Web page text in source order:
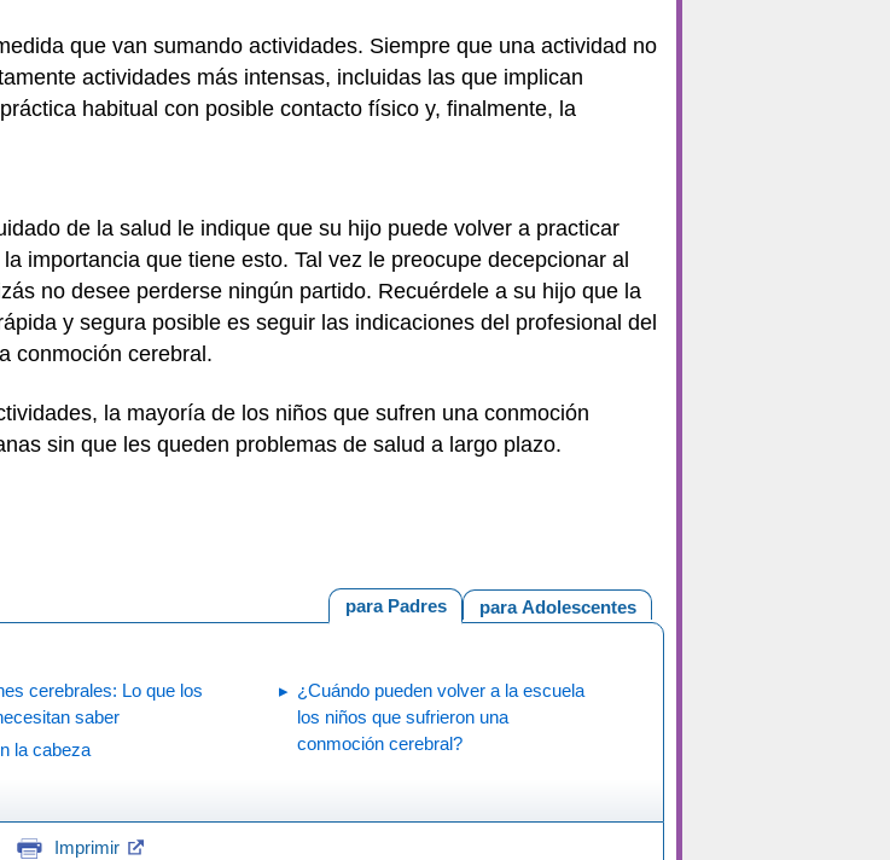
que van sumando actividades. Siempre que una actividad no
actividades más intensas, incluidas las que implican
habitual con posible contacto físico y, finalmente, la
de la salud le indique que su hijo puede volver a practicar
importancia que tiene esto. Tal vez le preocupe decepcionar al
no desee perderse ningún partido. Recuérdele a su hijo que la
y segura posible es seguir las indicaciones del profesional del
conmoción cerebral.
la mayoría de los niños que sufren una conmoción
sin que les queden problemas de salud a largo plazo.
para Adolescentes
para Padres
cerebrales: Lo que los
saber
la cabeza
¿Cuándo pueden volver a la escuela
los niños que sufrieron una
conmoción cerebral?
Imprimir